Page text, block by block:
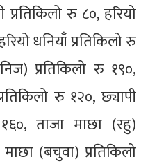
प्रतिकिलो रु ८०, हरियो
धनियाँ प्रतिकिलो रु
प्रतिकिलो रु १९०,
रु १२०, छ्यापी
ताजा माछा (रहु)
(बचुवा) प्रतिकिलो